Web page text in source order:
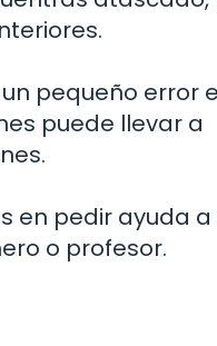
pequeño error
puede llevar a
en pedir ayuda a
o profesor.